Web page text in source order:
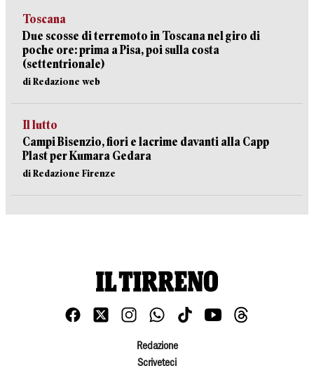
Toscana
Due scosse di terremoto in Toscana nel giro di
poche ore: prima a Pisa, poi sulla costa
(settentrionale)
di Redazione web
Il lutto
Campi Bisenzio, fiori e lacrime davanti alla Capp
Plast per Kumara Gedara
di Redazione Firenze
Redazione
Scriveteci